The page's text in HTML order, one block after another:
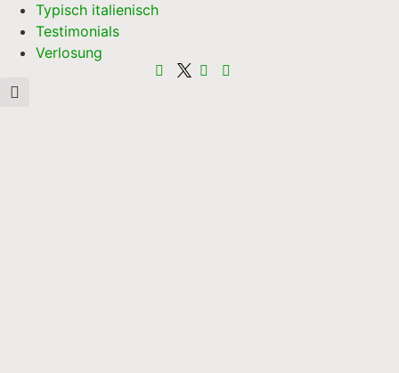
Typisch italienisch
Testimonials
Verlosung